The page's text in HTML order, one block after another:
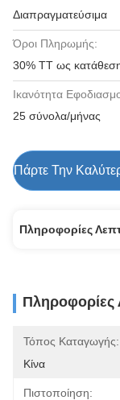
Διαπραγματεύσιμα
Όροι Πληρωμής:
30% TT ως κατάθεση
Ικανότητα
25 σύνολα/μήνας
Πάρτε Την
Πληροφορίες
Πληροφορίες
Τόπος Καταγωγής:
Κίνα
Πιστοποίηση: